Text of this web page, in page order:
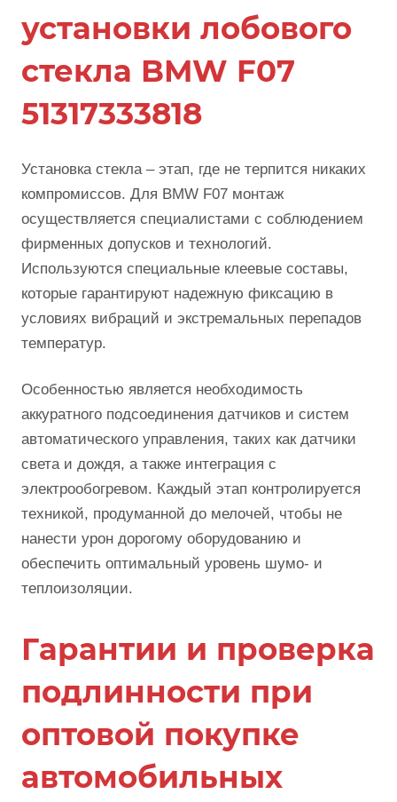
установки лобового
стекла BMW F07
51317333818
Установка стекла – этап, где не терпится никаких
компромиссов. Для BMW F07 монтаж
осуществляется специалистами с соблюдением
фирменных допусков и технологий.
Используются специальные клеевые составы,
которые гарантируют надежную фиксацию в
условиях вибраций и экстремальных перепадов
температур.
Особенностью является необходимость
аккуратного подсоединения датчиков и систем
автоматического управления, таких как датчики
света и дождя, а также интеграция с
электрообогревом. Каждый этап контролируется
техникой, продуманной до мелочей, чтобы не
нанести урон дорогому оборудованию и
обеспечить оптимальный уровень шумо- и
теплоизоляции.
Гарантии и проверка
подлинности при
оптовой покупке
автомобильных